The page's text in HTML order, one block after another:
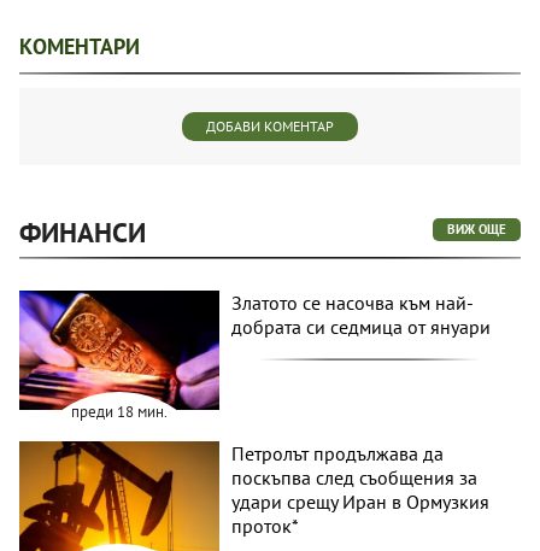
КОМЕНТАРИ
ДОБАВИ КОМЕНТАР
ФИНАНСИ ВИЖ ОЩЕ
преди 18 мин.
Златото се насочва към най-
добрата си седмица от януари
Петролът продължава да
поскъпва след съобщения за
удари срещу Иран в Ормузкия
проток*